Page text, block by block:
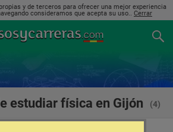
y de terceros para ofrecer una mejor experiencia
consideramos que acepta su uso.. Cerrar
estudiar física en Gijón (4)